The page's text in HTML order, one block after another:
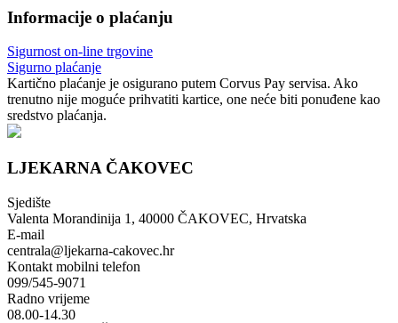
Informacije o plaćanju
Sigurnost on-line trgovine
Sigurno plaćanje
Kartično plaćanje je osigurano putem Corvus Pay servisa. Ako
trenutno nije moguće prihvatiti kartice, one neće biti ponuđene kao
sredstvo plaćanja.
LJEKARNA ČAKOVEC
Sjedište
Valenta Morandinija 1, 40000 ČAKOVEC, Hrvatska
E-mail
centrala@ljekarna-cakovec.hr
Kontakt mobilni telefon
099/545-9071
Radno vrijeme
08.00-14.30